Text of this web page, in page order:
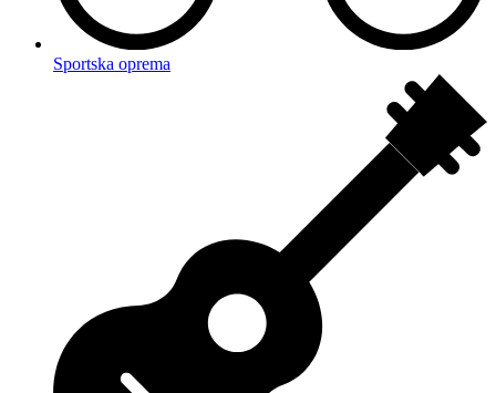
Sportska oprema